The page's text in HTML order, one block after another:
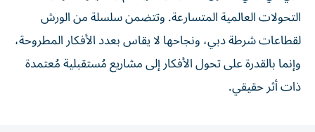
التحولات العالمية المتسارعة. وتتضمن سلسلة من الورش
لقطاعات شرطة دبي، ونجاحها لا يقاس بعدد الأفكار المطروحة،
وإنما بالقدرة على تحول الأفكار إلى مشاريع مُستقبلية مُعتمدة
ذات أثر حقيقي.